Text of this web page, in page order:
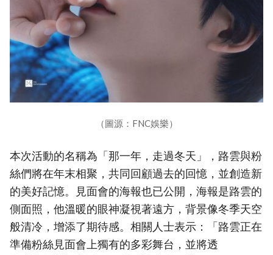
（圖源：FNC娛樂）
本次活動的名稱為「那一年，走過冬天」，路雲與粉
絲們將在年末相聚，共同回顧過去的回憶，並創造新
的美好記憶。見面會的海報也已公開，海報是路雲的
側面照，他溫暖的眼神凝視著遠方，背景像冬季天空
般清冷，增添了期待感。相關人士表示：「路雲正在
準備粉絲見面會上獨有的多彩舞台，並將透